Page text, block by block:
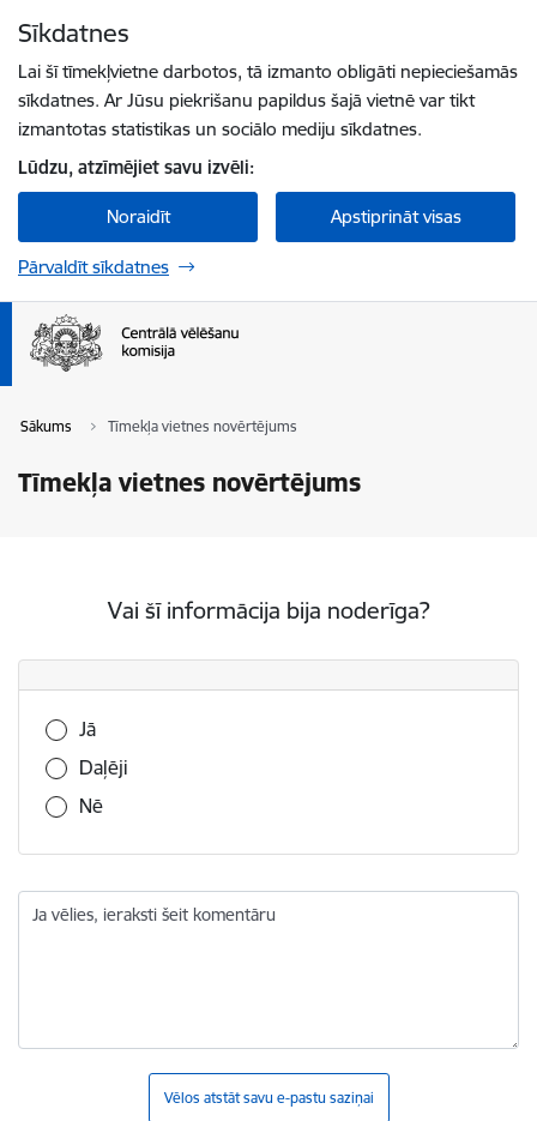
Sīkdatnes
Lai šī tīmekļvietne darbotos, tā izmanto obligāti nepieciešamās
sīkdatnes. Ar Jūsu piekrišanu papildus šajā vietnē var tikt
izmantotas statistikas un sociālo mediju sīkdatnes.
Lūdzu, atzīmējiet savu izvēli:
Noraidīt Apstiprināt visas
Pārvaldīt sīkdatnes
Sākums Tīmekļa vietnes novērtējums
Tīmekļa vietnes novērtējums
Vai šī informācija bija noderīga?
Vai šī informācija bija noderīga?
Jā
Daļēji
Nē
Ja vēlies, ieraksti šeit komentāru
Vēlos atstāt savu e-pastu saziņai